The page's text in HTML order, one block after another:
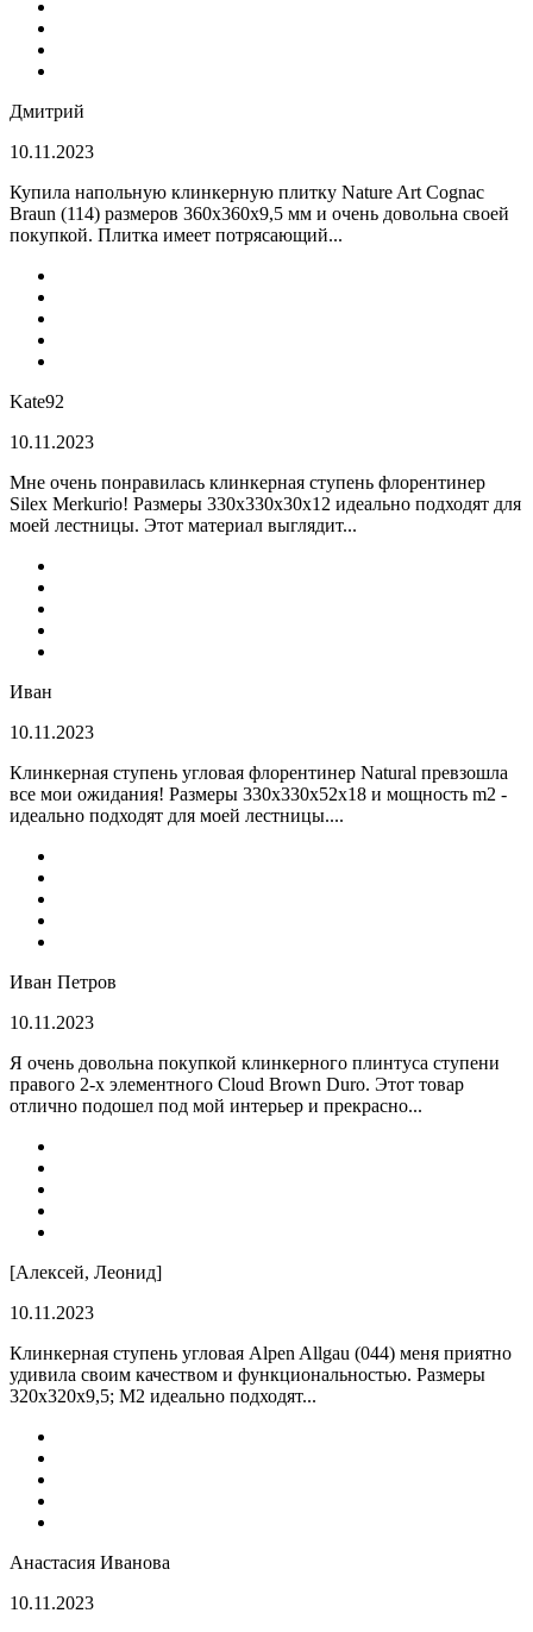
Дмитрий
10.11.2023
Купила напольную клинкерную плитку Nature Art Cognac
Braun (114) размеров 360x360x9,5 мм и очень довольна своей
покупкой. Плитка имеет потрясающий...
Kate92
10.11.2023
Мне очень понравилась клинкерная ступень флорентинер
Silex Merkurio! Размеры 330х330х30х12 идеально подходят для
моей лестницы. Этот материал выглядит...
Иван
10.11.2023
Клинкерная ступень угловая флорентинер Natural превзошла
все мои ожидания! Размеры 330х330х52х18 и мощность m2 -
идеально подходят для моей лестницы....
Иван Петров
10.11.2023
Я очень довольна покупкой клинкерного плинтуса ступени
правого 2-х элементного Cloud Brown Duro. Этот товар
отлично подошел под мой интерьер и прекрасно...
[Алексей, Леонид]
10.11.2023
Клинкерная ступень угловая Alpen Allgau (044) меня приятно
удивила своим качеством и функциональностью. Размеры
320x320x9,5; M2 идеально подходят...
Анастасия Иванова
10.11.2023